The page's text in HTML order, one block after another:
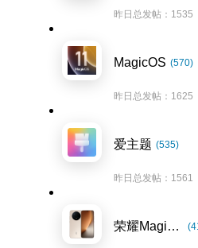
昨日总发帖：1535
MagicOS (570)
昨日总发帖：1625
爱主题 (535)
昨日总发帖：1561
荣耀Magic8系列